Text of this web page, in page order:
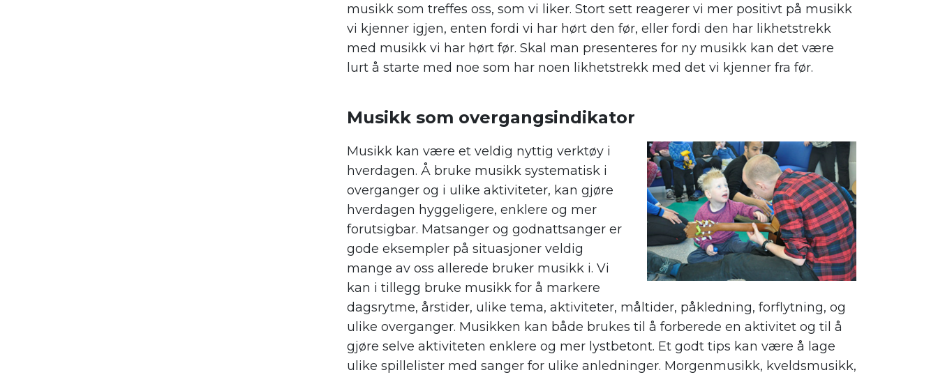
musikk som treffes oss, som vi liker. Stort sett reagerer vi mer positivt på musikk
vi kjenner igjen, enten fordi vi har hørt den før, eller fordi den har likhetstrekk
med musikk vi har hørt før. Skal man presenteres for ny musikk kan det være
lurt å starte med noe som har noen likhetstrekk med det vi kjenner fra før.
Musikk som overgangsindikator
Musikk kan være et veldig nyttig verktøy i
hverdagen. Å bruke musikk systematisk i
overganger og i ulike aktiviteter, kan gjøre
hverdagen hyggeligere, enklere og mer
forutsigbar. Matsanger og godnattsanger er
gode eksempler på situasjoner veldig
mange av oss allerede bruker musikk i. Vi
kan i tillegg bruke musikk for å markere
dagsrytme, årstider, ulike tema, aktiviteter, måltider, påkledning, forflytning, og
ulike overganger. Musikken kan både brukes til å forberede en aktivitet og til å
gjøre selve aktiviteten enklere og mer lystbetont. Et godt tips kan være å lage
ulike spillelister med sanger for ulike anledninger. Morgenmusikk, kveldsmusikk,